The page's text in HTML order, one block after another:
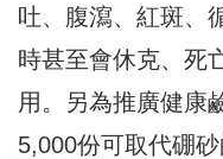
吐、腹瀉、紅斑、
時甚至會休克、死
用。另為推廣健康
5,000份可取代硼